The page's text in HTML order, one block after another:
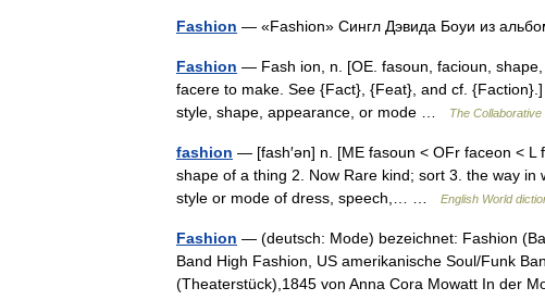
Fashion — «Fashion» Сингл Дэвида Боуи из
Fashion — Fash ion, n. [OE. fasoun, facioun,
facere to make. See {Fact}, {Feat}, and cf.
style, shape, appearance, or mode …
The
fashion — [fash′ən] n. [ME fasoun < OFr faceon <
shape of a thing 2. Now Rare kind; sort 3. the way
style or mode of dress, speech,… …
English World
Fashion — (deutsch: Mode) bezeichnet: Fashion
Band High Fashion, US amerikanische Soul/Funk
(Theaterstück),1845 von Anna Cora Mowatt In der